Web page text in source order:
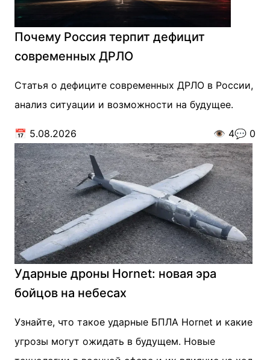
Почему Россия терпит дефицит
современных ДРЛО
Статья о дефиците современных ДРЛО в России,
анализ ситуации и возможности на будущее.
📅 5.08.2026 👁️ 4💬 0
Ударные дроны Hornet: новая эра
бойцов на небесах
Узнайте, что такое ударные БПЛА Hornet и какие
угрозы могут ожидать в будущем. Новые